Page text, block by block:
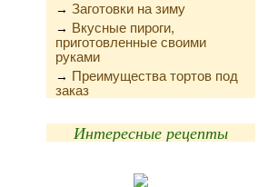
→ Заготовки на зиму
→ Вкусные пироги,
приготовленные своими
руками
→ Преимущества тортов под
заказ
Интересные рецепты